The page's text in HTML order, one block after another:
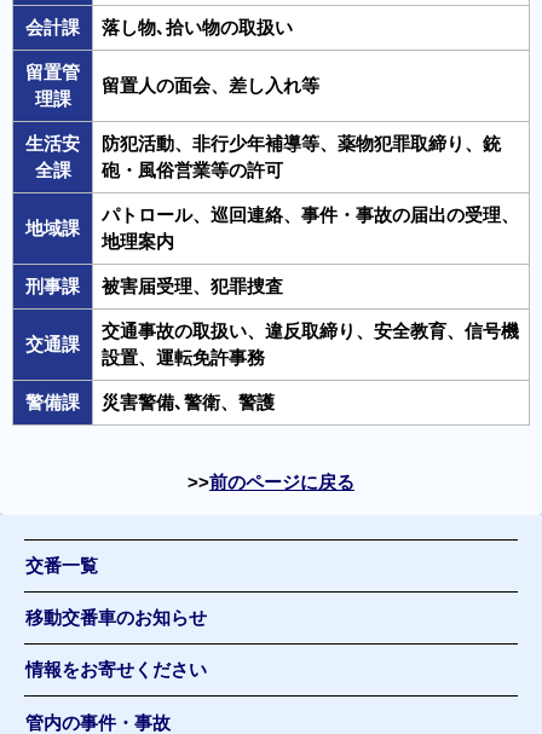
会計課 落し物､拾い物の取扱い
留置管
理課
留置人の面会、差し入れ等
生活安
全課
防犯活動、非行少年補導等、薬物犯罪取締り、銃
砲・風俗営業等の許可
地域課
パトロール、巡回連絡、事件・事故の届出の受理、
地理案内
刑事課 被害届受理、犯罪捜査
交通課
交通事故の取扱い、違反取締り、安全教育、信号機
設置、運転免許事務
警備課 災害警備､警衛、警護
前のページに戻る
交番一覧
移動交番車のお知らせ
情報をお寄せください
管内の事件・事故